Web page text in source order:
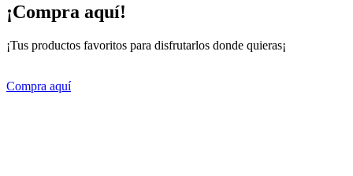
¡Compra aquí!
¡Tus productos favoritos para disfrutarlos donde quieras¡
Compra aquí